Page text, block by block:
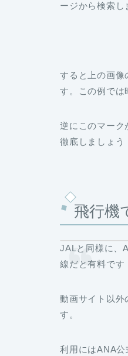
ージから検索し
すると上の画像
す。この例では
逆にこのマーク
徹底しましょう
飛行機
JALと同様に、
線だと有料です
動画サイト以外
す。
利用にはANA